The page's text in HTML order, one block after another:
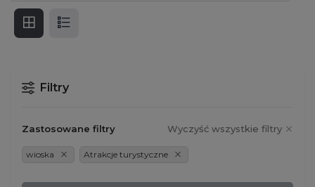
Filtry
Zastosowane filtry Wyczyść wszystkie filtry
wioska Atrakcje turystyczne